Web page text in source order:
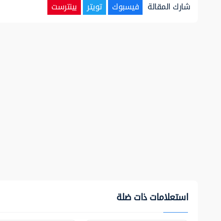
شارك المقالة فيسبوك تويتر بينترست
استعلامات ذات ضلة